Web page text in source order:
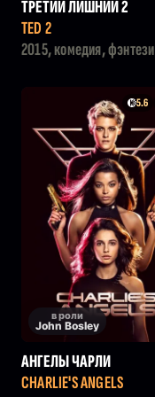
ТРЕТИЙ ЛИШНИЙ 2
TED 2
2015, комедия, фэнтези
5.6
в роли
John Bosley
АНГЕЛЫ ЧАРЛИ
CHARLIE'S ANGELS